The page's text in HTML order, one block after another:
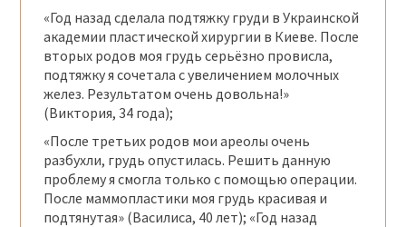
«Год назад сделала подтяжку груди в Украинской
академии пластической хирургии в Киеве. После
вторых родов моя грудь серьёзно провисла,
подтяжку я сочетала с увеличением молочных
желез. Результатом очень довольна!»
(Виктория, 34 года);
«После третьих родов мои ареолы очень
разбухли, грудь опустилась. Решить данную
проблему я смогла только с помощью операции.
После маммопластики моя грудь красивая и
подтянутая» (Василиса, 40 лет); «Год назад